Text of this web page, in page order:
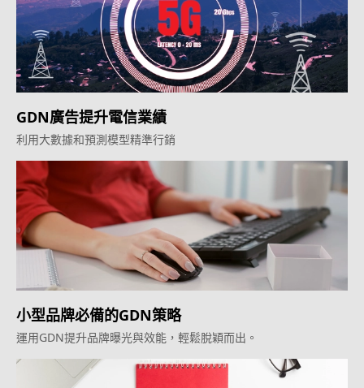
GDN廣告提升電信業績
利用大數據和預測模型精準行銷
小型品牌必備的GDN策略
運用GDN提升品牌曝光與效能，輕鬆脫穎而出。